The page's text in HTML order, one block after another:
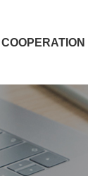
COOPERATION